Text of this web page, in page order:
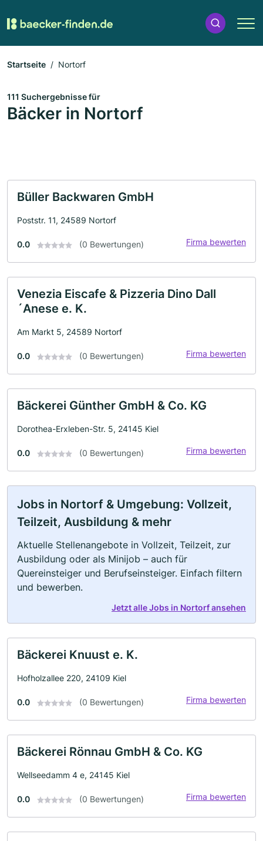
Startseite Nortorf
111 Suchergebnisse für
Bäcker in Nortorf
Büller Backwaren GmbH
Poststr. 11, 24589 Nortorf
0.0 (0 Bewertungen) Firma bewerten
Venezia Eiscafe & Pizzeria Dino Dall
´Anese e. K.
Am Markt 5, 24589 Nortorf
0.0 (0 Bewertungen) Firma bewerten
Bäckerei Günther GmbH & Co. KG
Dorothea-Erxleben-Str. 5, 24145 Kiel
0.0 (0 Bewertungen) Firma bewerten
Jobs in Nortorf & Umgebung: Vollzeit,
Teilzeit, Ausbildung & mehr
Aktuelle Stellenangebote in Vollzeit, Teilzeit, zur
Ausbildung oder als Minijob – auch für
Quereinsteiger und Berufseinsteiger. Einfach filtern
und bewerben.
Jetzt alle Jobs in Nortorf ansehen
Bäckerei Knuust e. K.
Hofholzallee 220, 24109 Kiel
0.0 (0 Bewertungen) Firma bewerten
Bäckerei Rönnau GmbH & Co. KG
Wellseedamm 4 e, 24145 Kiel
0.0 (0 Bewertungen) Firma bewerten